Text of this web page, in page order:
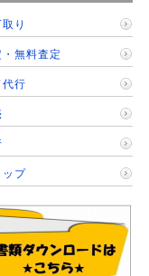
り
無料査定
代行
ップ